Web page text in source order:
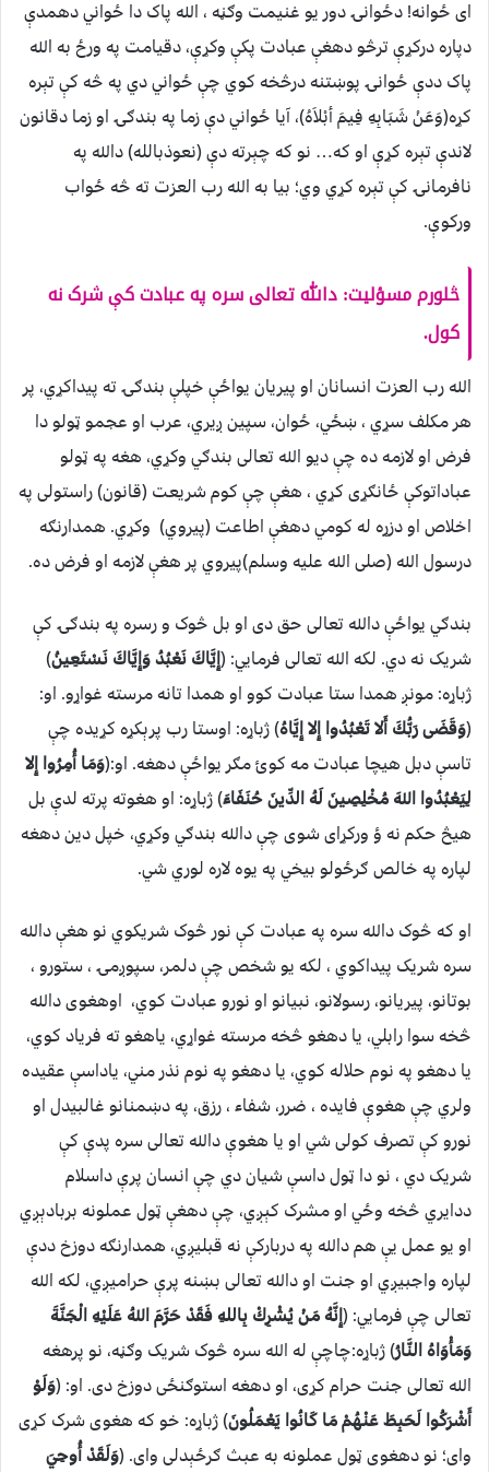
ای ځوانه! دځوانۍ دور یو غنیمت وګڼه ، الله پاک دا ځواني دهمدې
دپاره درکړې ترڅو دهغې عبادت پکې وکړې، دقیامت په ورځ به الله
پاک ددې ځوانۍ پوښتنه درڅخه کوي چې ځواني دي په څه کې تېره
کړه(وَعَنْ شَبَابِهِ فِيمَ أبْلاَهُ)، آیا ځواني دې زما په بندګۍ او زما دقانون
لاندې تېره کړې او که… نو که چېرته دې (نعوذبالله) دالله په
نافرمانۍ کې تېره کړي وي؛ بیا به الله رب العزت ته څه ځواب
ورکوې.
څلورم مسؤلیت: دالله تعالی سره په عبادت کې شرک نه
کول.
الله رب العزت انسانان او پیريان یواځې خپلې بندګۍ ته پیداکړي، پر
هر مکلف سړي ، ښځي، ځوان، سپین ږیري، عرب او عجمو ټولو دا
فرض او لازمه ده چې دیو الله تعالی بندګي وکړي، هغه په ټولو
عباداتوکې ځانګړی کړي ، هغې چې کوم شریعت (قانون) راستولی په
اخلاص او دزړه له کومي دهغې اطاعت (پیروي) وکړي. همدارنګه
درسول الله (صلی الله علیه وسلم)پیروي پر هغې لازمه او فرض ده.
بندګي یواځې دالله تعالی حق دی او بل څوک و رسره په بندګۍ کې
شریک نه دي. لکه الله تعالی فرمايي: (إِيَّاكَ نَعْبُدُ وَإِيَّاكَ نَسْتَعِينُ)
ژباړه: مونږ همدا ستا عبادت کوو او همدا تانه مرسته غواړو. او:
(وَقَضَى رَبُّكَ أَلا تَعْبُدُوا إِلا إِيَّاهُ) ژباړه: اوستا رب پرېکړه کړیده چې
تاسې دبل هيچا عبادت مه کوئ مګر یواځې دهغه. او:(وَمَا أُمِرُوا إِلا
لِيَعْبُدُوا اللهَ مُخْلِصِينَ لَهُ الدِّينَ حُنَفَاءَ) ژباړه: او هغوته پرته لدې بل
هيڅ حکم نه ؤ ورکړای شوی چې دالله بندګي وکړي، خپل دين دهغه
لپاره په خالص ګرځولو بیخي په يوه لاره لوري شي.
او که څوک دالله سره په عبادت کې نور څوک شریکوي نو هغې دالله
سره شریک پیداکوي ، لکه یو شخص چې دلمر، سپوږمۍ ، ستورو ،
بوتانو، پیریانو، رسولانو، نبیانو او نورو عبادت کوي، اوهغوی دالله
څخه سوا رابلي، یا دهغو څخه مرسته غواړي، یاهغو ته فریاد کوي،
یا دهغو په نوم حلاله کوي، یا دهغو په نوم نذر مني، یاداسې عقیده
ولري چې هغوې فایده ، ضرر، شفاء ، رزق، په دښمنانو غالبیدل او
نورو کې تصرف کولی شي او یا هغوې دالله تعالی سره پدې کې
شریک دي ، نو دا ټول داسې شیان دي چې انسان پرې داسلام
ددایري څخه وځي او مشرک کېږي، چې دهغې ټول عملونه بربادېږي
او یو عمل يې هم دالله په دربارکې نه قبلیږي، همدارنګه دوزخ ددې
لپاره واجبیږي او جنت او دالله تعالی بښنه پرې حرامیږي، لکه الله
تعالی چې فرمايي: (إِنَّهُ مَنْ يُشْرِكْ بِاللهِ فَقَدْ حَرَّمَ اللهُ عَلَيْهِ الْجَنَّةَ
وَمَأْوَاهُ النَّارُ) ژباړه:چاچې له الله سره څوک شریک وګڼه، نو پرهغه
الله تعالی جنت حرام کړی، او دهغه استوګنځی دوزخ دی. او: (وَلَوْ
أَشْرَكُوا لَحَبِطَ عَنْهُمْ مَا كَانُوا يَعْمَلُونَ) ژباړه: خو که هغوی شرک کړی
وای؛ نو دهغوی ټول عملونه به عبث ګرځېدلی وای. (وَلَقَدْ أُوحِيَ